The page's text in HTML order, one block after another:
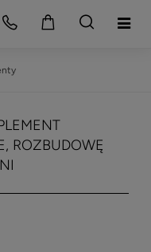
ROZBUDOWĘ